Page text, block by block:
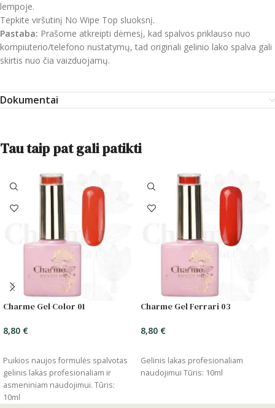
lempoje.
Tepkite viršutinį No Wipe Top sluoksnį.
Pastaba: Prašome atkreipti dėmesį, kad spalvos priklauso nuo
kompiuterio/telefono nustatymų, tad originali gelinio lako spalva gali
skirtis nuo čia vaizduojamų.
Dokumentai
Tau taip pat gali patikti
Charme Gel Color 01
8,80 €
Puikios naujos formulės spalvotas
gelinis lakas profesionaliam ir
asmeniniam naudojimui. Tūris:
10ml
Charme Gel Ferrari 03
8,80 €
Gelinis lakas profesionaliam
naudojimui Tūris: 10ml